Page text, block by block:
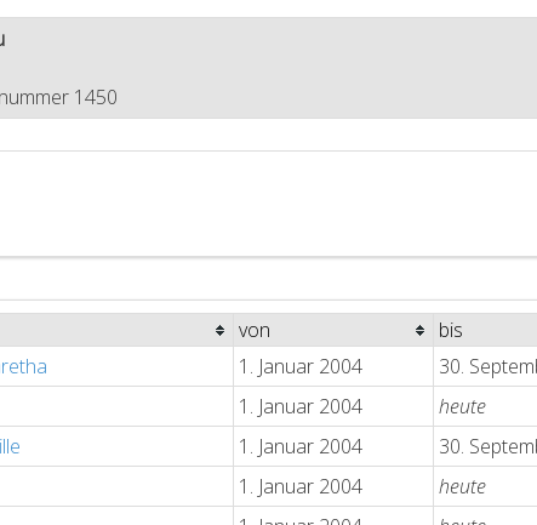
1450
von bis
1. Januar 2004 30.
1. Januar 2004 heute
1. Januar 2004 30.
1. Januar 2004 heute